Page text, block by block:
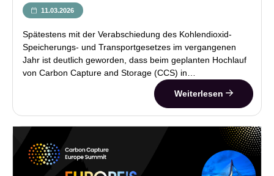
11.03.2026
Spätestens mit der Verabschiedung des Kohlendioxid-
Speicherungs- und Transportgesetzes im vergangenen
Jahr ist deutlich geworden, dass beim geplanten Hochlauf
von Carbon Capture and Storage (CCS) in…
Weiterlesen